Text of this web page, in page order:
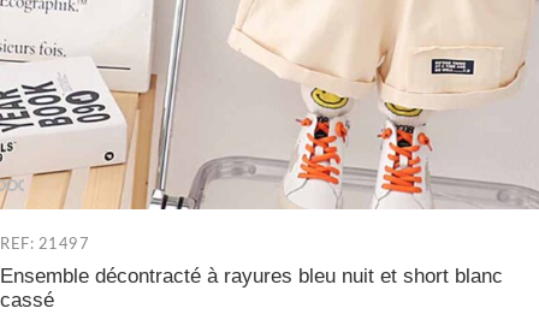
REF: 21497
Ensemble décontracté à rayures bleu nuit et short blanc
cassé